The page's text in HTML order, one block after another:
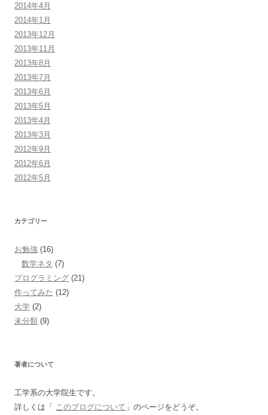
2014年4月
2014年1月
2013年12月
2013年11月
2013年8月
2013年7月
2013年6月
2013年5月
2013年4月
2013年3月
2012年9月
2012年6月
2012年5月
カテゴリー
お勉強 (16)
数学ネタ (7)
プログラミング (21)
作ってみた (12)
大学 (2)
未分類 (9)
著者について
工学系の大学院生です。
詳しくは「 このブログについて 」のページをどうぞ。